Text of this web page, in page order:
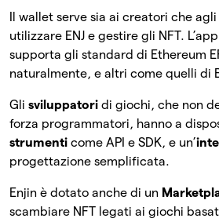
Il wallet serve sia ai creatori che
utilizzare ENJ e gestire gli NFT.
supporta gli standard di Ethereum
naturalmente, e altri come quelli di
Gli sviluppatori di giochi, che non
forza programmatori, hanno a
strumenti come API e SDK, e un’
progettazione semplificata.
Enjin è dotato anche di un
scambiare NFT legati ai giochi